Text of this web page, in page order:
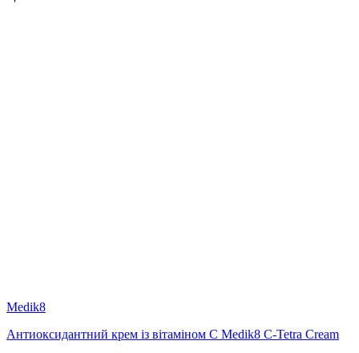
Medik8
Антиоксидантний крем із вітаміном С Medik8 C-Tetra Cream